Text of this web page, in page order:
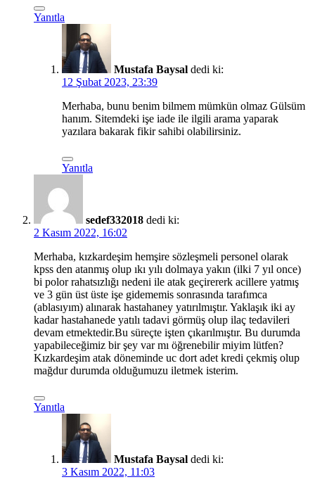
Yanıtla
Mustafa Baysal dedi ki:
12 Şubat 2023, 23:39
Merhaba, bunu benim bilmem mümkün olmaz Gülsüm
hanım. Sitemdeki işe iade ile ilgili arama yaparak
yazılara bakarak fikir sahibi olabilirsiniz.
Yanıtla
sedef332018 dedi ki:
2 Kasım 2022, 16:02
Merhaba, kızkardeşim hemşire sözleşmeli personel olarak
kpss den atanmış olup ıkı yılı dolmaya yakın (ilki 7 yıl once)
bi polor rahatsızlığı nedeni ile atak geçirererk acillere yatmış
ve 3 gün üst üste işe gidememis sonrasında tarafımca
(ablasıyım) alınarak hastahaney yatırılmıştır. Yaklaşık iki ay
kadar hastahanede yatılı tadavi görmüş olup ilaç tedavileri
devam etmektedir.Bu süreçte işten çıkarılmıştır. Bu durumda
yapabileceğimiz bir şey var mı öğrenebilir miyim lütfen?
Kızkardeşim atak döneminde uc dort adet kredi çekmiş olup
mağdur durumda olduğumuzu iletmek isterim.
Yanıtla
Mustafa Baysal dedi ki:
3 Kasım 2022, 11:03